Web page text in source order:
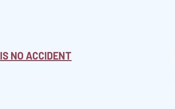
NO ACCIDENT